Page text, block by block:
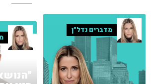
מדברים נדל"ן